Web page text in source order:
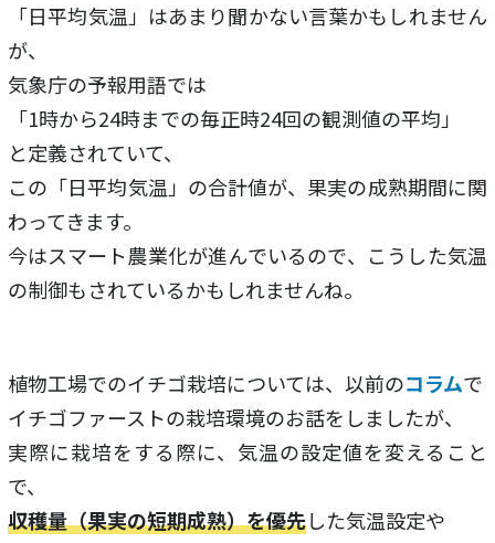
「日平均気温」はあまり聞かない言葉かもしれません
が、
気象庁の予報用語では
「1時から24時までの毎正時24回の観測値の平均」
と定義されていて、
この「日平均気温」の合計値が、果実の成熟期間に関
わってきます。
今はスマート農業化が進んでいるので、こうした気温
の制御もされているかもしれませんね。
植物工場でのイチゴ栽培については、以前のコラムで
イチゴファーストの栽培環境のお話をしましたが、
実際に栽培をする際に、気温の設定値を変えること
で、
収穫量（果実の短期成熟）を優先した気温設定や